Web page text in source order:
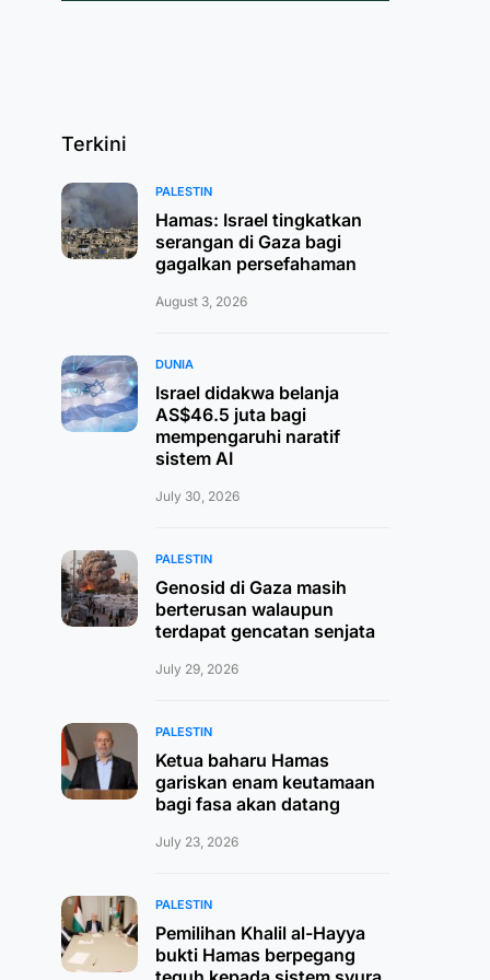
Terkini
PALESTIN
Hamas: Israel tingkatkan
serangan di Gaza bagi
gagalkan persefahaman
August 3, 2026
DUNIA
Israel didakwa belanja
AS$46.5 juta bagi
mempengaruhi naratif
sistem AI
July 30, 2026
PALESTIN
Genosid di Gaza masih
berterusan walaupun
terdapat gencatan senjata
July 29, 2026
PALESTIN
Ketua baharu Hamas
gariskan enam keutamaan
bagi fasa akan datang
July 23, 2026
PALESTIN
Pemilihan Khalil al-Hayya
bukti Hamas berpegang